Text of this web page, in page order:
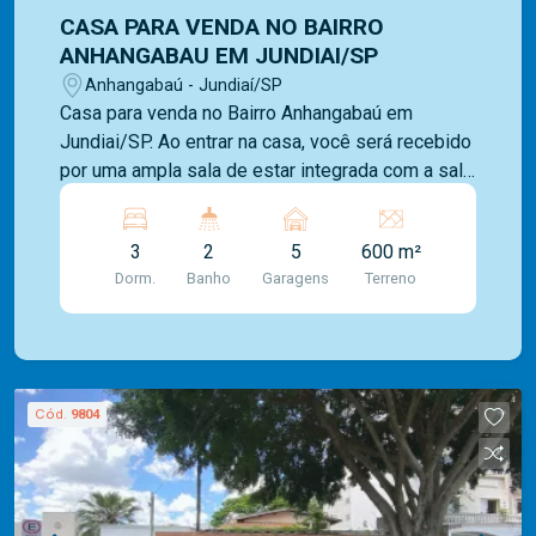
CASA PARA VENDA NO BAIRRO
ANHANGABAU EM JUNDIAI/SP
Anhangabaú - Jundiaí/SP
Casa para venda no Bairro Anhangabaú em
Jundiai/SP. Ao entrar na casa, você será recebido
por uma ampla sala de estar integrada com a sala
de jantar, criando um ambiente perfeito para
receber convidados e realizar jantares especiais.
A cozinha é espaçosa e conta com armários
planejados, proporcionando praticidade e
organização no dia a dia. Além disso, a casa
3 dormitórios são amplos e arejados, com janelas
que permitem a entrada de luz natural e
ventilação. A casa também conta com uma área
externa incrível com um jardim bem cuidado e 5
vagas de garagem. Somos uma imobiliária com
3
Dorm.
2
Banho
5
Garagens
600 m²
Terreno
Cód. 9804